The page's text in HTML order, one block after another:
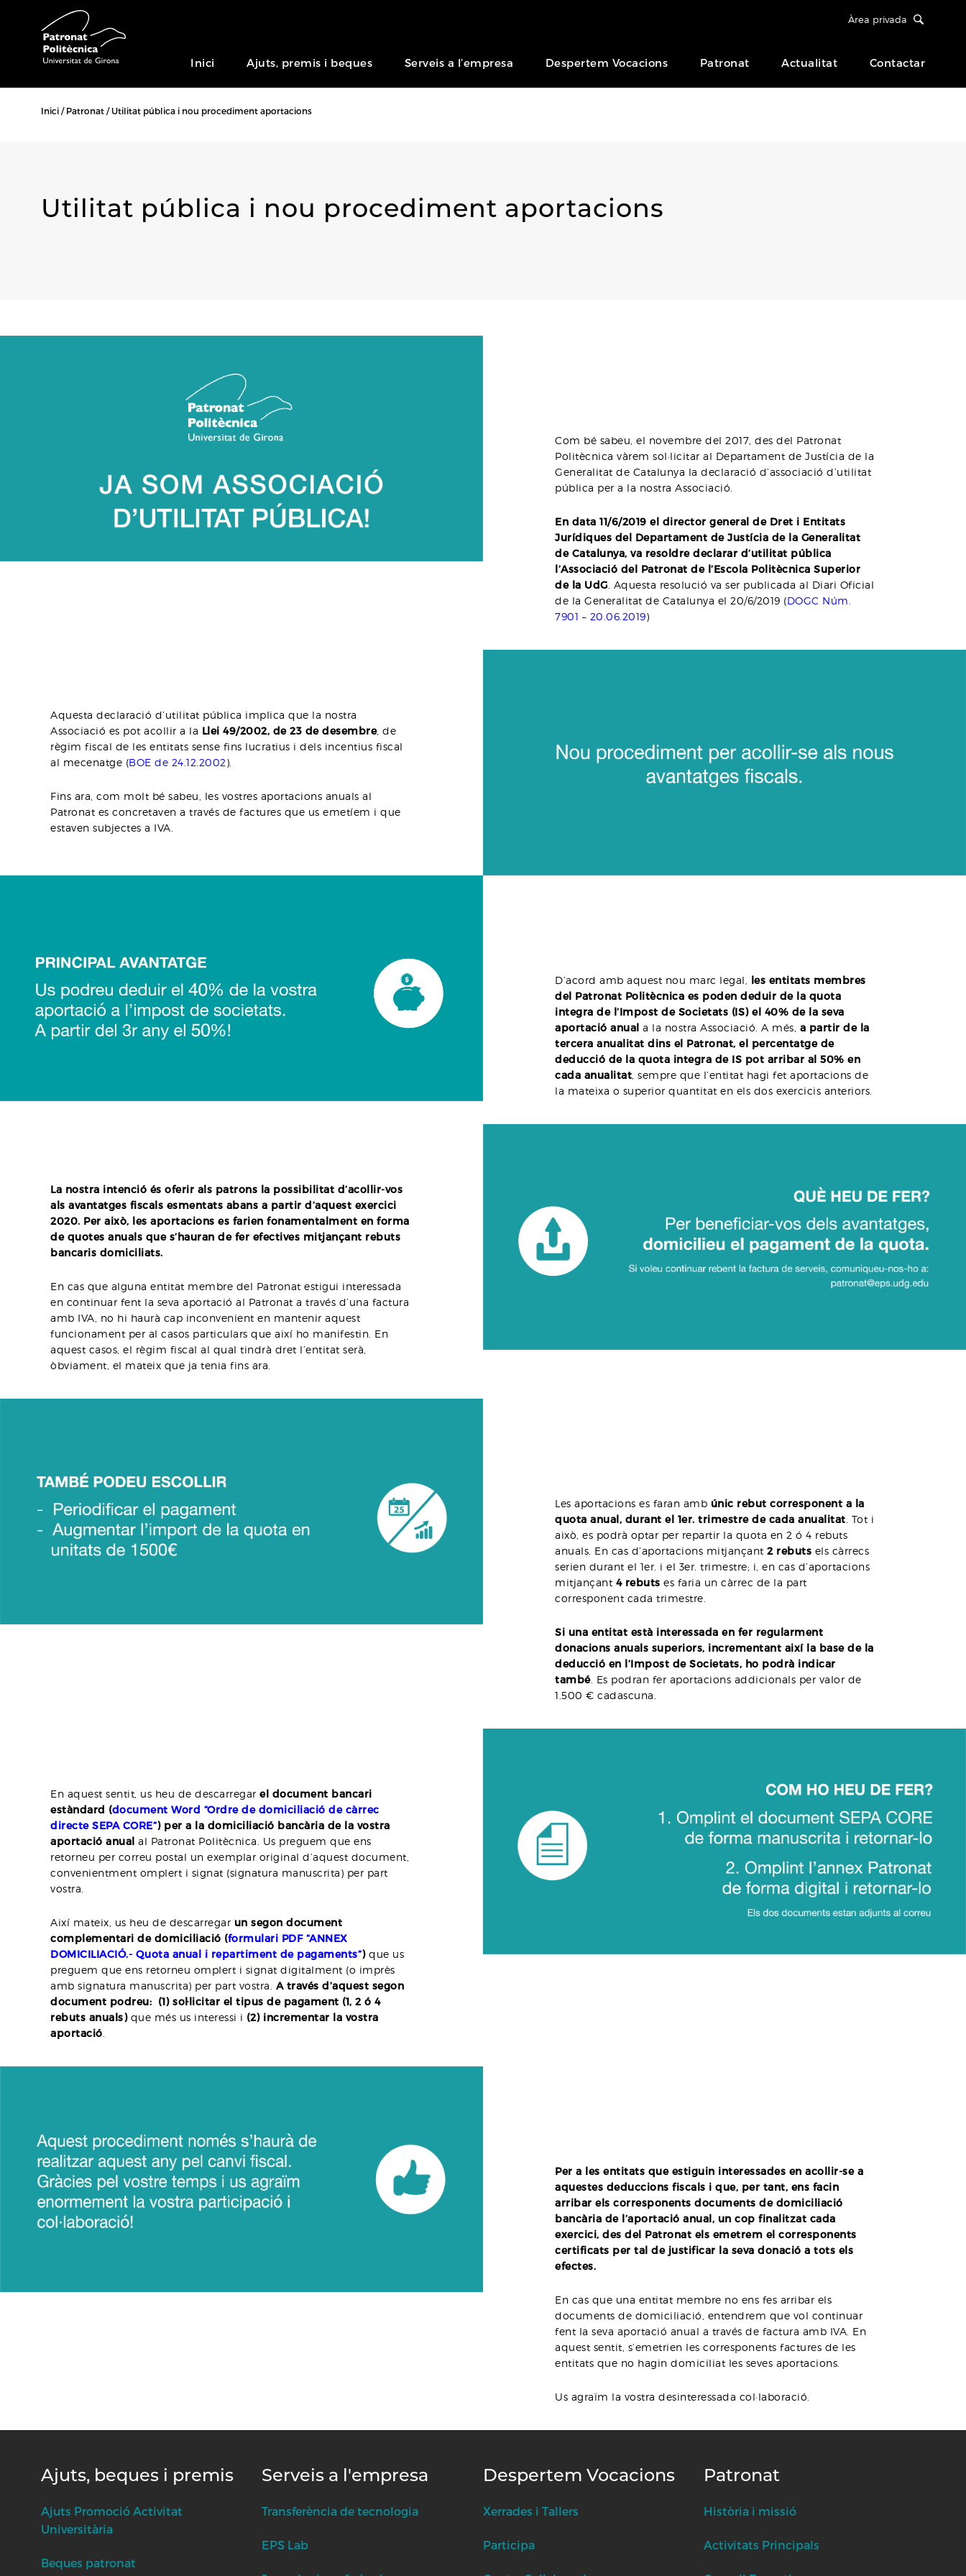
Àrea privada
Inici Ajuts, premis i beques Serveis a l’empresa Despertem Vocacions Patronat Actualitat Contactar
Inici Patronat Utilitat pública i nou procediment aportacions
Utilitat pública i nou procediment aportacions
Com bé sabeu, el novembre del 2017, des del Patronat
Politècnica vàrem sol·licitar al Departament de Justícia de la
Generalitat de Catalunya la declaració d’associació d’utilitat
pública per a la nostra Associació.
En data 11/6/2019 el director general de Dret i Entitats
Jurídiques del Departament de Justícia de la Generalitat
de Catalunya, va resoldre declarar d’utilitat pública
l’Associació del Patronat de l’Escola Politècnica Superior
de la UdG . Aquesta resolució va ser publicada al Diari Oficial
de la Generalitat de Catalunya el 20/6/2019 (DOGC Núm.
7901 – 20.06.2019)
Aquesta declaració d’utilitat pública implica que la nostra
Associació es pot acollir a la Llei 49/2002, de 23 de desembre, de
règim fiscal de les entitats sense fins lucratius i dels incentius fiscal
al mecenatge (BOE de 24.12.2002).
Fins ara, com molt bé sabeu, les vostres aportacions anuals al
Patronat es concretaven a través de factures que us emetíem i que
estaven subjectes a IVA.
D’acord amb aquest nou marc legal, les entitats membres
del Patronat Politècnica es poden deduir de la quota
integra de l’Impost de Societats (IS) el 40% de la seva
aportació anual a la nostra Associació. A més, a partir de la
tercera anualitat dins el Patronat, el percentatge de
deducció de la quota integra de IS pot arribar al 50% en
cada anualitat , sempre que l’entitat hagi fet aportacions de
la mateixa o superior quantitat en els dos exercicis anteriors.
La nostra intenció és oferir als patrons la possibilitat d’acollir-vos
als avantatges fiscals esmentats abans a partir d’aquest exercici
2020. Per això, les aportacions es farien fonamentalment en forma
de quotes anuals que s’hauran de fer efectives mitjançant rebuts
bancaris domiciliats.
En cas que alguna entitat membre del Patronat estigui interessada
en continuar fent la seva aportació al Patronat a través d’una factura
amb IVA, no hi haurà cap inconvenient en mantenir aquest
funcionament per al casos particulars que així ho manifestin. En
aquest casos, el règim fiscal al qual tindrà dret l’entitat serà,
òbviament, el mateix que ja tenia fins ara.
Les aportacions es faran amb únic rebut corresponent a la
quota anual, durant el 1er. trimestre de cada anualitat . Tot i
això, es podrà optar per repartir la quota en 2 ó 4 rebuts
anuals. En cas d’aportacions mitjançant 2 rebuts els càrrecs
serien durant el 1er. i el 3er. trimestre; i, en cas d’aportacions
mitjançant 4 rebuts es faria un càrrec de la part
corresponent cada trimestre.
Si una entitat està interessada en fer regularment
donacions anuals superiors, incrementant així la base de la
deducció en l’Impost de Societats, ho podrà indicar
també. Es podran fer aportacions addicionals per valor de
1.500 € cadascuna.
En aquest sentit, us heu de descarregar el document bancari
estàndard (document Word “Ordre de domiciliació de càrrec
directe SEPA CORE”) per a la domiciliació bancària de la vostra
aportació anual al Patronat Politècnica. Us preguem que ens
retorneu per correu postal un exemplar original d’aquest document,
convenientment omplert i signat (signatura manuscrita) per part
vostra.
Així mateix, us heu de descarregar un segon document
complementari de domiciliació (formulari PDF “ANNEX
DOMICILIACIÓ.- Quota anual i repartiment de pagaments”)que us
preguem que ens retorneu omplert i signat digitalment (o imprès
amb signatura manuscrita) per part vostra. A través d’aquest segon
document podreu: (1) sol·licitar el tipus de pagament (1, 2 ó 4
rebuts anuals)que més us interessi i (2) incrementar la vostra
aportació
Per a les entitats que estiguin interessades en acollir-se a
aquestes deduccions fiscals i que, per tant, ens facin
arribar els corresponents documents de domiciliació
bancària de l’aportació anual, un cop finalitzat cada
exercici, des del Patronat els emetrem el corresponents
certificats per tal de justificar la seva donació a tots els
efectes.
En cas que una entitat membre no ens fes arribar els
documents de domiciliació, entendrem que vol continuar
fent la seva aportació anual a través de factura amb IVA. En
aquest sentit, s’emetrien les corresponents factures de les
entitats que no hagin domiciliat les seves aportacions.
Us agraïm la vostra desinteressada col·laboració.
Ajuts, beques i premis
Ajuts Promoció Activitat
Universitària
Beques patronat
Serveis a l'empresa
Transferència de tecnologia
EPS Lab
Despertem Vocacions
Xerrades i Tallers
Participa
Patronat
Història i missió
Activitats Principals